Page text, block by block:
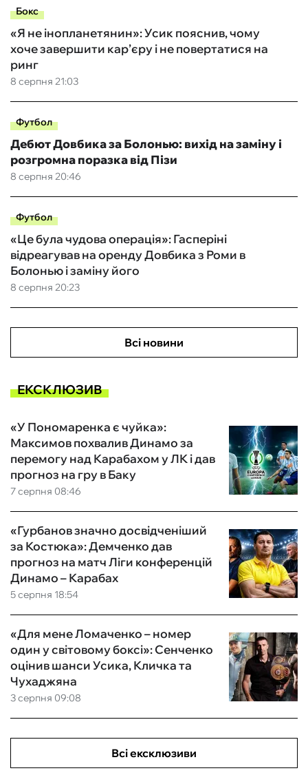
Бокс
8 серпня 21:03
«Я не інопланетянин»: Усик пояснив, чому
хоче завершити кар’єру і не повертатися на
ринг
Футбол
8 серпня 20:46
Дебют Довбика за Болонью: вихід на заміну і
розгромна поразка від Пізи
Футбол
8 серпня 20:23
«Це була чудова операція»: Гасперіні
відреагував на оренду Довбика з Роми в
Болонью і заміну його
Всі новини
ЕКСКЛЮЗИВ
7 серпня 08:46
«У Пономаренка є чуйка»:
Максимов похвалив Динамо за
перемогу над Карабахом у ЛК і дав
прогноз на гру в Баку
5 серпня 18:54
«Гурбанов значно досвідченіший
за Костюка»: Демченко дав
прогноз на матч Ліги конференцій
Динамо – Карабах
3 серпня 09:08
«Для мене Ломаченко – номер
один у світовому боксі»: Сенченко
оцінив шанси Усика, Кличка та
Чухаджяна
Всі ексклюзиви